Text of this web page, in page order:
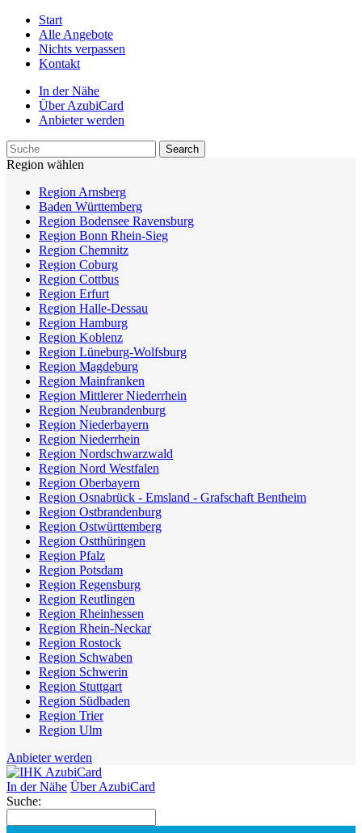
Start
Alle Angebote
Nichts verpassen
Kontakt
In der Nähe
Über AzubiCard
Anbieter werden
Region wählen
Region Arnsberg
Baden Württemberg
Region Bodensee Ravensburg
Region Bonn Rhein-Sieg
Region Chemnitz
Region Coburg
Region Cottbus
Region Erfurt
Region Halle-Dessau
Region Hamburg
Region Koblenz
Region Lüneburg-Wolfsburg
Region Magdeburg
Region Mainfranken
Region Mittlerer Niederrhein
Region Neubrandenburg
Region Niederbayern
Region Niederrhein
Region Nordschwarzwald
Region Nord Westfalen
Region Oberbayern
Region Osnabrück - Emsland - Grafschaft Bentheim
Region Ostbrandenburg
Region Ostwürttemberg
Region Ostthüringen
Region Pfalz
Region Potsdam
Region Regensburg
Region Reutlingen
Region Rheinhessen
Region Rhein-Neckar
Region Rostock
Region Schwaben
Region Schwerin
Region Stuttgart
Region Südbaden
Region Trier
Region Ulm
Anbieter werden
In der Nähe Über AzubiCard
Suche: